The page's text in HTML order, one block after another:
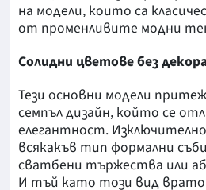
на модели, които са
от променливите модни
Солидни цветове без
Тези основни модели
семпъл дизайн, който се
елегантност.
всякакъв тип формални
сватбени тържества или
И тъй като този вид